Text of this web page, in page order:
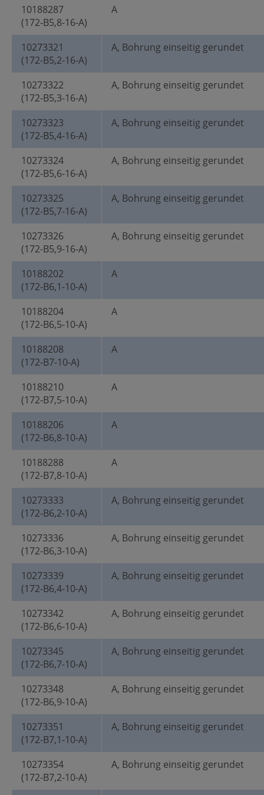
10188287
(172-B5,8-16-A)
A
10273321
(172-B5,2-16-A)
A, Bohrung einseitig gerundet
10273322
(172-B5,3-16-A)
A, Bohrung einseitig gerundet
10273323
(172-B5,4-16-A)
A, Bohrung einseitig gerundet
10273324
(172-B5,6-16-A)
A, Bohrung einseitig gerundet
10273325
(172-B5,7-16-A)
A, Bohrung einseitig gerundet
10273326
(172-B5,9-16-A)
A, Bohrung einseitig gerundet
10188202
(172-B6,1-10-A)
A
10188204
(172-B6,5-10-A)
A
10188208
(172-B7-10-A)
A
10188210
(172-B7,5-10-A)
A
10188206
(172-B6,8-10-A)
A
10188288
(172-B7,8-10-A)
A
10273333
(172-B6,2-10-A)
A, Bohrung einseitig gerundet
10273336
(172-B6,3-10-A)
A, Bohrung einseitig gerundet
10273339
(172-B6,4-10-A)
A, Bohrung einseitig gerundet
10273342
(172-B6,6-10-A)
A, Bohrung einseitig gerundet
10273345
(172-B6,7-10-A)
A, Bohrung einseitig gerundet
10273348
(172-B6,9-10-A)
A, Bohrung einseitig gerundet
10273351
(172-B7,1-10-A)
A, Bohrung einseitig gerundet
10273354
(172-B7,2-10-A)
A, Bohrung einseitig gerundet